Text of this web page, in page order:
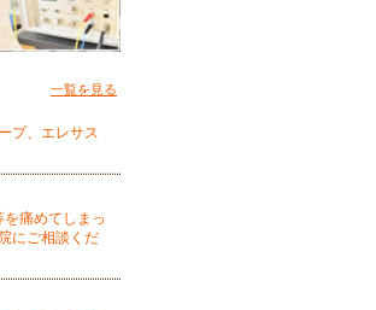
一覧を見る
プ、エレサス
を痛めてしまっ
にご相談くだ